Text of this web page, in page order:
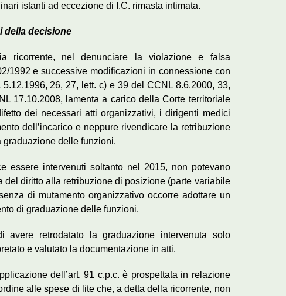
istanti ad eccezione di I.C. rimasta intimata.
della decisione
ricorrente, nel denunciare la violazione e falsa
1992 e successive modificazioni in connessione con
26, 27, lett. c) e 39 del CCNL 8.6.2000, 33,
17.10.2008, lamenta a carico della Corte territoriale
dei necessari atti organizzativi, i dirigenti medici
dell’incarico e neppure rivendicare la retribuzione
delle funzioni.
essere intervenuti soltanto nel 2015, non potevano
del diritto alla retribuzione di posizione (parte variabile
di mutamento organizzativo occorre adottare un
di graduazione delle funzioni.
retrodatato la graduazione intervenuta solo
e valutato la documentazione in atti.
dell’art. 91 c.p.c. è prospettata in relazione
alle spese di lite che, a detta della ricorrente, non